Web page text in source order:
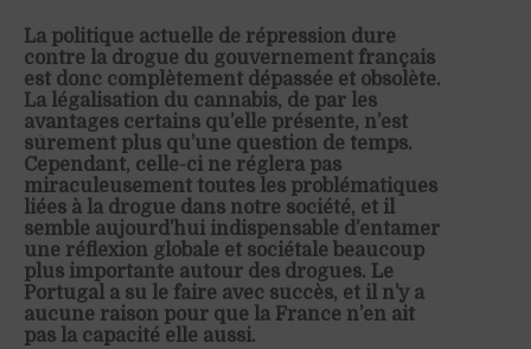
La politique actuelle de répression dure
contre la drogue du gouvernement français
est donc complètement dépassée et obsolète.
La légalisation du cannabis, de par les
avantages certains qu’elle présente, n’est
sûrement plus qu’une question de temps.
Cependant, celle-ci ne réglera pas
miraculeusement toutes les problématiques
liées à la drogue dans notre société, et il
semble aujourd’hui indispensable d’entamer
une réflexion globale et sociétale beaucoup
plus importante autour des drogues. Le
Portugal a su le faire avec succès, et il n’y a
aucune raison pour que la France n’en ait
pas la capacité elle aussi.